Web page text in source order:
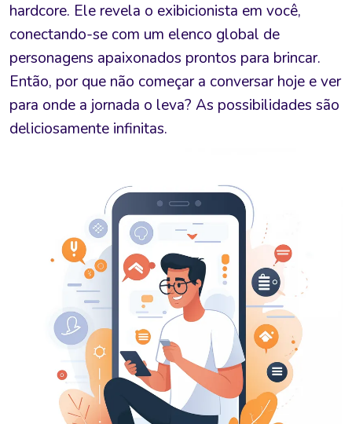
hardcore. Ele revela o exibicionista em você,
conectando-se com um elenco global de
personagens apaixonados prontos para brincar.
Então, por que não começar a conversar hoje e ver
para onde a jornada o leva? As possibilidades são
deliciosamente infinitas.